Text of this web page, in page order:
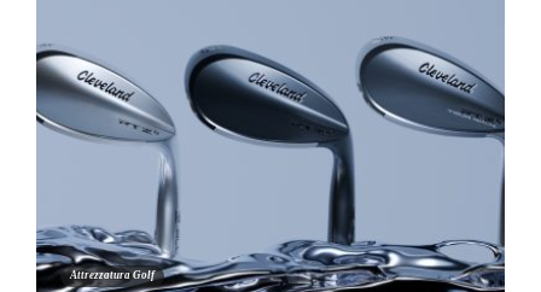
Attrezzatura Golf